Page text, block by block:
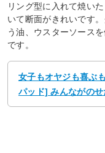
リング型に入れて焼い
いて断面がきれいです
う油、ウスターソース
です。
女子もオヤジも喜ぶ
パッド] みんながの